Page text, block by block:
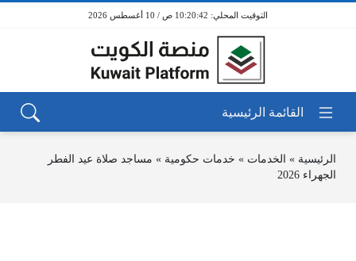
10:20:42 ص / 10 أغسطس 2026
الرئيسية » الخدمات » خدمات حكومية » مساجد صلاة عيد الفطر
الجهراء 2026